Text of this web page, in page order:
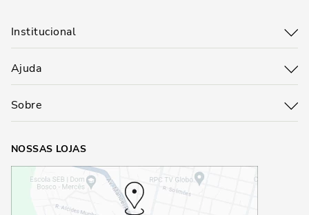
Institucional
Ajuda
Sobre
NOSSAS LOJAS